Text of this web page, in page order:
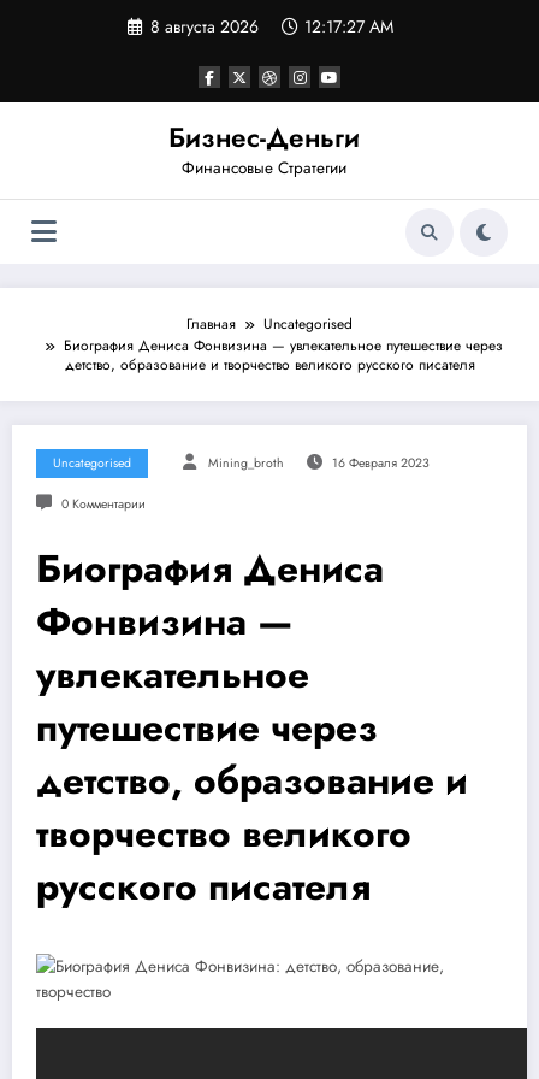
8 августа 2026 12:17:28 AM
Бизнес-Деньги
Финансовые Стратегии
Главная
Uncategorised
Биография Дениса Фонвизина — увлекательное путешествие через
детство, образование и творчество великого русского писателя
Uncategorised Mining_broth 16 Февраля 2023
0 Комментарии
Биография Дениса
Фонвизина —
увлекательное
путешествие через
детство, образование и
творчество великого
русского писателя